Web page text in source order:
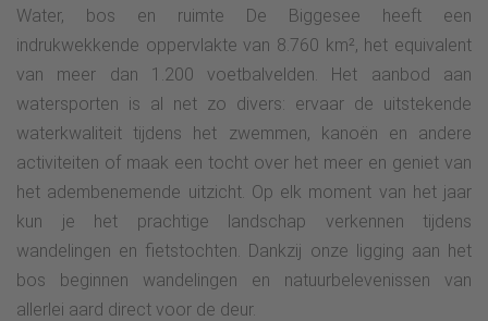
Water, bos en ruimte De Biggesee heeft een
indrukwekkende oppervlakte van 8.760 km², het equivalent
van meer dan 1.200 voetbalvelden. Het aanbod aan
watersporten is al net zo divers: ervaar de uitstekende
waterkwaliteit tijdens het zwemmen, kanoën en andere
activiteiten of maak een tocht over het meer en geniet van
het adembenemende uitzicht. Op elk moment van het jaar
kun je het prachtige landschap verkennen tijdens
wandelingen en fietstochten. Dankzij onze ligging aan het
bos beginnen wandelingen en natuurbelevenissen van
allerlei aard direct voor de deur.